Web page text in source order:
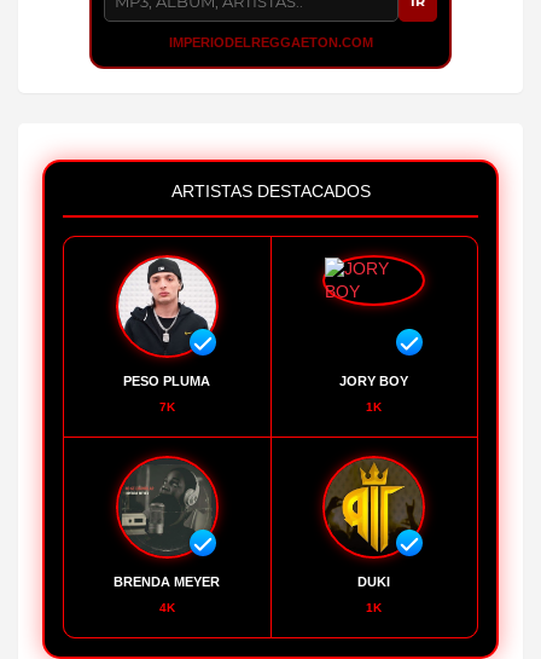
IMPERIODELREGGAETON.COM
ARTISTAS DESTACADOS
PESO PLUMA
7K
JORY BOY
1K
BRENDA MEYER
4K
DUKI
1K